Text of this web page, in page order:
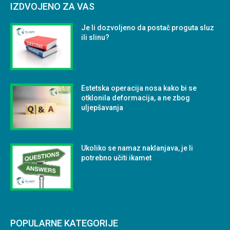
IZDVOJENO ZA VAS
Je li dozvoljeno da postač proguta sluz
ili slinu?
Estetska operacija nosa kako bi se
otklonila deformacija, a ne zbog
uljepšavanja
Ukoliko se namaz naklanjava, je li
potrebno učiti ikamet
POPULARNE KATEGORIJE